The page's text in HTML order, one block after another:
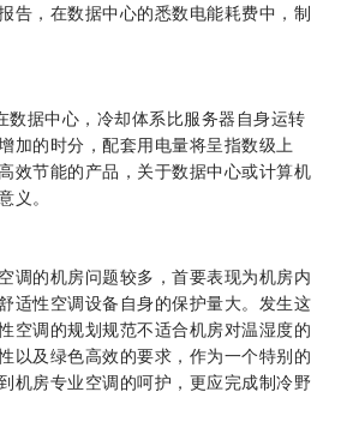
告，在数据中心的悉数电能耗费中，制
数据中心，冷却体系比服务器自身运转
加的时分，配套用电量将呈指数级上
效节能的产品，关于数据中心或计算机
义。
调的机房问题较多，首要表现为机房内
适性空调设备自身的保护量大。发生这
空调的规划规范不适合机房对温湿度的
以及绿色高效的要求，作为一个特别的
机房专业空调的呵护，更应完成制冷野